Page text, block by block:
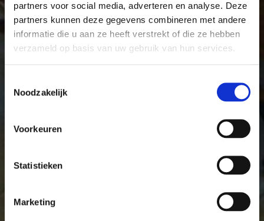
partners voor social media, adverteren en analyse. Deze
partners kunnen deze gegevens combineren met andere
informatie die u aan ze heeft verstrekt of die ze hebben
verzameld op basis van uw gebruik van hun services.
Noodzakelijk
Voorkeuren
Statistieken
Marketing